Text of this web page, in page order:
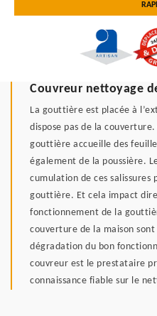
Couvreur nettoyage
La gouttière est placée à
dispose pas de la
gouttière accueille des
également de la poussière.
cumulation de ces salissures
gouttière. Et cela impact
fonctionnement de la
couverture de la maison
dégradation du bon
couvreur est le prestataire
connaissance fiable sur le